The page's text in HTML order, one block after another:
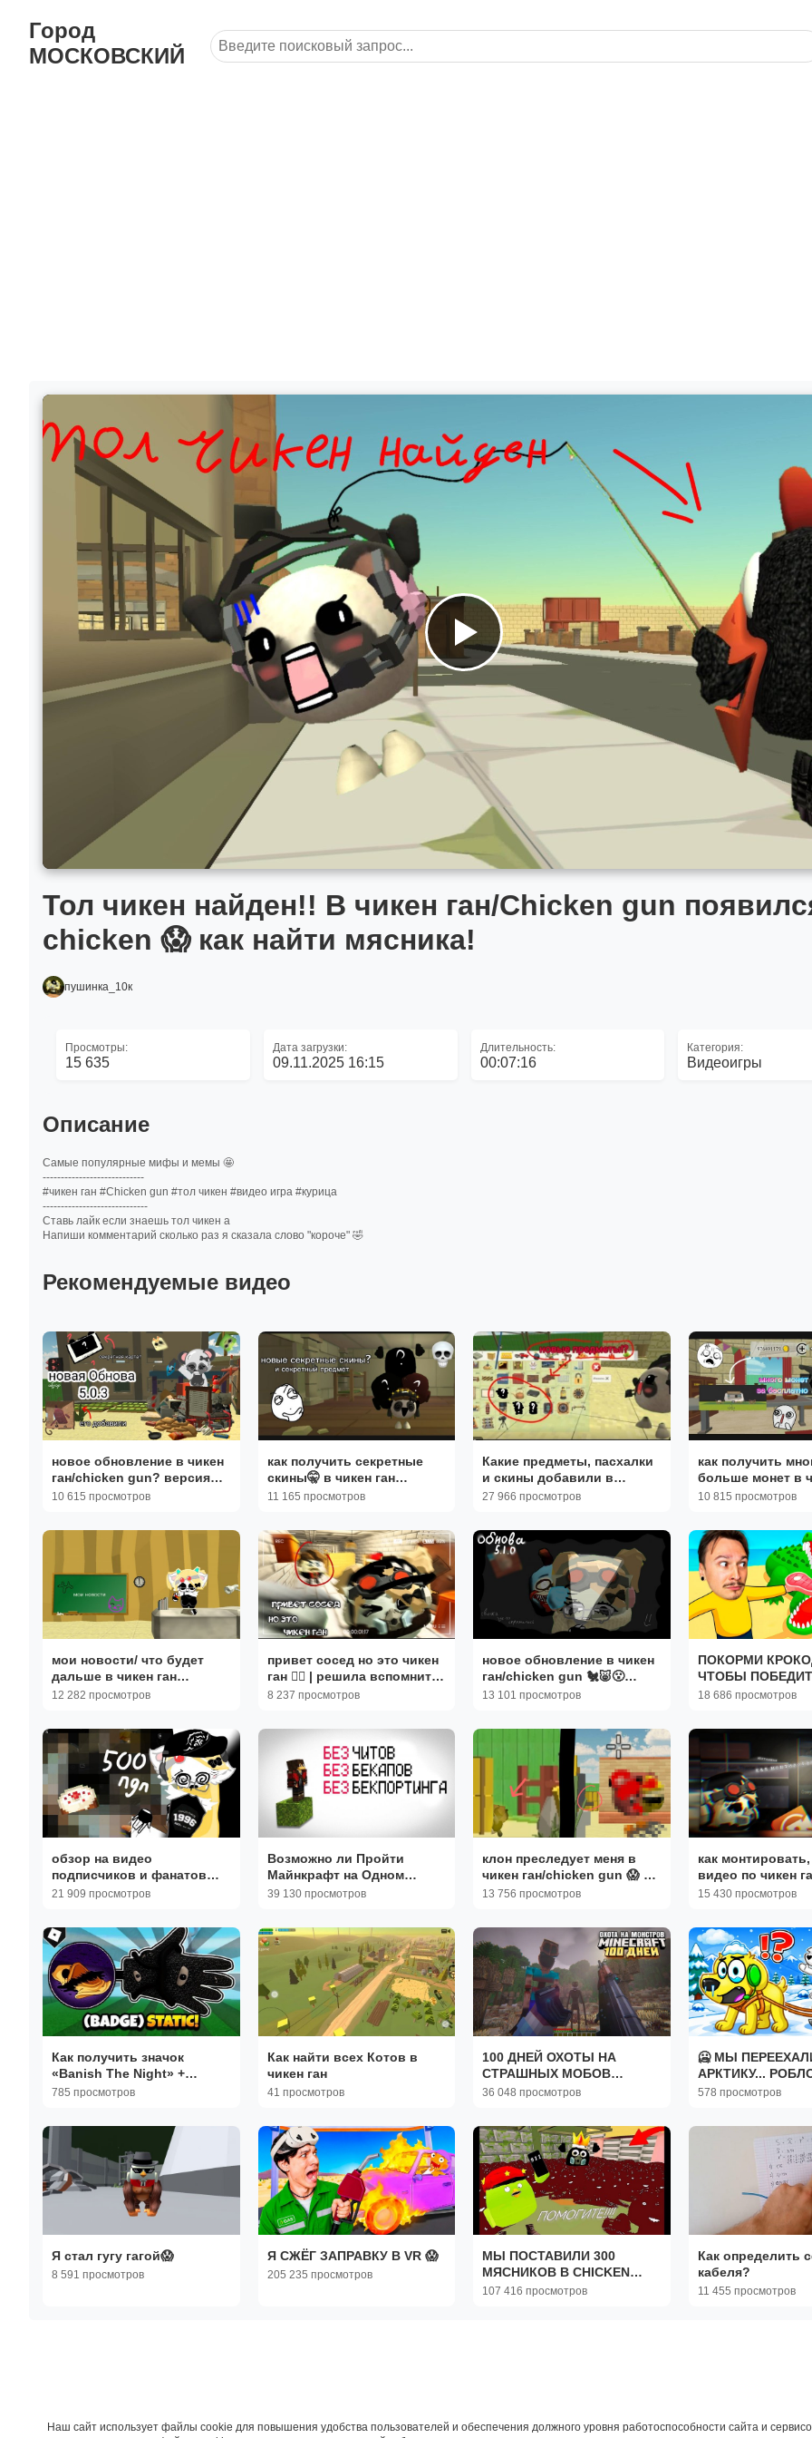
Город
МОСКОВСКИЙ
Тол чикен найден!! В чикен ган/Chicken gun
chicken 😱 как найти мясника!
пушинка_10к
Просмотры:
15 635
Дата загрузки:
09.11.2025 16:15
Длительность:
00:07:16
Категория:
Видеоигры
Описание
Самые популярные мифы и мемы 🤩
----------------------------
#чикен ган #Chicken gun #тол чикен #видео игра #курица
-----------------------------
Ставь лайк если знаешь тол чикен а
Напиши комментарий сколько раз я сказала слово "короче" 🤣
Рекомендуемые видео
новое обновление в чикен
ган/chicken gun? версия
5.0.03 секретные скины и
10 615 просмотров
как получить секретные
скины🤫 в чикен ган
/chicken gun?, как стать
11 165 просмотров
Какие предметы, пасхалки
и скины добавили в
обновление чикен
27 966 просмотров
как получить
больше монет в
ган/chicken gun 💰
10 815 просмотров
мои новости/ что будет
дальше в чикен ган
/chicken gun 🐔
12 282 просмотров
привет сосед но это чикен
ган 👌🏻 | решила вспомнить
старое | #игра #hello
8 237 просмотров
новое обновление в чикен
ган/chicken gun 🐔🐷😮
#миф #сериал #ден19к
13 101 просмотров
ПОКОРМИ
ЧТОБЫ
18 686 просмотров
обзор на видео
подписчиков и фанатов
также хейтеров в чикен
21 909 просмотров
Возможно ли Пройти
Майнкрафт на Одном
Блоке？
39 130 просмотров
клон преследует меня в
чикен ган/chicken gun 😱 2
часть
13 756 просмотров
как
видео по чикен
chicken gun |
15 430 просмотров
Как получить значок
«Banish The Night» +
Статическую перчатку в
785 просмотров
Как найти всех Котов в
чикен ган
41 просмотров
100 ДНЕЙ ОХОТЫ НА
СТРАШНЫХ МОБОВ
МАЙНКРАФТ
36 048 просмотров
🥶 МЫ
АРКТИКУ...
ROBLOX!
578 просмотров
Я стал гугу гагой😱
8 591 просмотров
Я СЖЁГ ЗАПРАВКУ В VR 😱
205 235 просмотров
МЫ ПОСТАВИЛИ 300
МЯСНИКОВ В CHICKEN
GUN!!!
107 416 просмотров
Как определить
кабеля?
11 455 просмотров
Наш сайт использует файлы cookie для повышения удобства пользователей и обеспечения должного уровня работоспособности сайта и